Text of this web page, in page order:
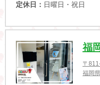
定休日： 日曜日・祝日
福
〒
福岡